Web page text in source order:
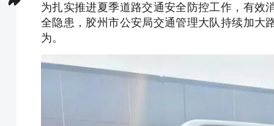
为扎实推进夏季道路交通安全防控工作，有效
全隐患，胶州市公安局交通管理大队持续加大
为。